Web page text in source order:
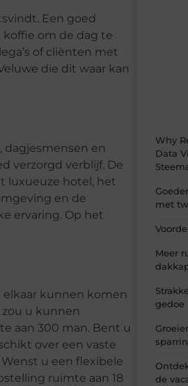
Een goed
koffie om de dag te
of cliënten met
die dit waar kan
dagjesmensen en
verzorgd verblijf. De
luxueuze hotel, het
en de
ervaring. Op het
elkaar kunnen komen
u kunnen
aan 300 man. Bent u
over een vaste
u een flexibele
ruimte aan 18
Why
Data
met
Meer
gedoe
de